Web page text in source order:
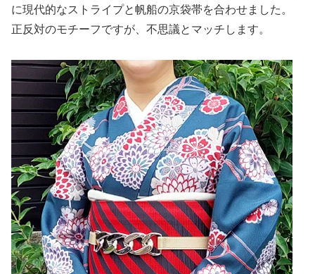
に現代的なストライプと帆船の京袋帯を合わせました。
正反対のモチーフですが、不思議とマッチします。